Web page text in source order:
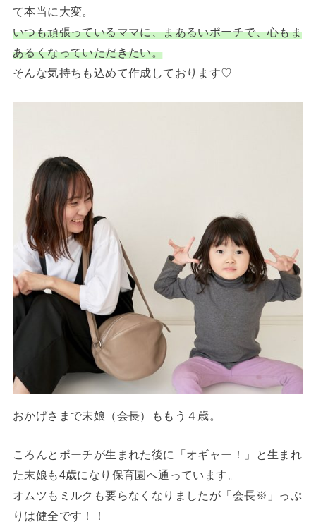
て本当に大変。
いつも頑張っているママに、まあるいポーチで、心もま
あるくなっていただきたい。
そんな気持ちも込めて作成しております♡
おかげさまで末娘（会長）ももう４歳。
ころんとポーチが生まれた後に「オギャー！」と生まれ
た末娘も4歳になり保育園へ通っています。
オムツもミルクも要らなくなりましたが「会長※」っぷ
りは健全です！！